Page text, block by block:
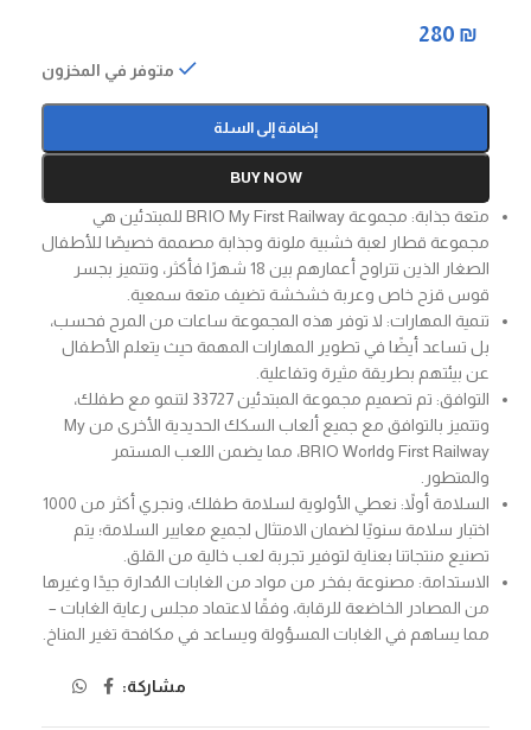
280 ₪
متوفر في المخزون
إضافة إلى السلة
BUY NOW
متعة جذابة: مجموعة BRIO My First Railway للمبتدئين هي
مجموعة قطار لعبة خشبية ملونة وجذابة مصممة خصيصًا للأطفال
الصغار الذين تتراوح أعمارهم بين 18 شهرًا فأكثر، وتتميز بجسر
قوس قزح خاص وعربة خشخشة تضيف متعة سمعية.
تنمية المهارات: لا توفر هذه المجموعة ساعات من المرح فحسب،
بل تساعد أيضًا في تطوير المهارات المهمة حيث يتعلم الأطفال
عن بيئتهم بطريقة مثيرة وتفاعلية.
التوافق: تم تصميم مجموعة المبتدئين 33727 لتنمو مع طفلك،
وتتميز بالتوافق مع جميع ألعاب السكك الحديدية الأخرى من My
First Railway وBRIO World، مما يضمن اللعب المستمر
والمتطور.
السلامة أولاً: نعطي الأولوية لسلامة طفلك، ونجري أكثر من 1000
اختبار سلامة سنويًا لضمان الامتثال لجميع معايير السلامة؛ يتم
تصنيع منتجاتنا بعناية لتوفير تجربة لعب خالية من القلق.
الاستدامة: مصنوعة بفخر من مواد من الغابات المُدارة جيدًا وغيرها
من المصادر الخاضعة للرقابة، وفقًا لاعتماد مجلس رعاية الغابات –
مما يساهم في الغابات المسؤولة ويساعد في مكافحة تغير المناخ.
مشاركة: